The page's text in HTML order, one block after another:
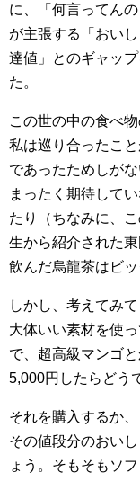
に、「何言ってん
が主張する「おい
達値」とのギャッ
た。
この世の中の食べ
私は巡り合ったこ
であったためしが
まったく期待して
たり（ちなみに、
生から紹介された
飲んだ烏龍茶はビ
しかし、考えてみ
大体いい素材を使
で、超高級マンゴ
5,000円したらどう
それを購入するか
その値段分のおい
ょう。そもそもソ